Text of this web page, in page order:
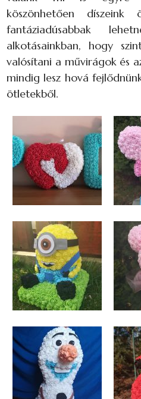
köszönhetően díszeink
fantáziadúsabbak
alkotásainkban, hogy
valósítani a művirágok és
mindig lesz hová
ötletekből.